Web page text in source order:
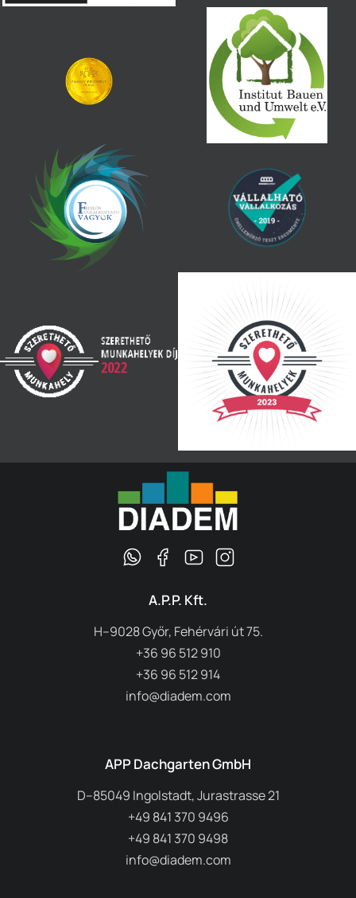
A.P.P. Kft.
H–9028 Győr, Fehérvári út 75.
+36 96 512 910
+36 96 512 914
info@diadem.com
APP Dachgarten GmbH
D–85049 Ingolstadt, Jurastrasse 21
+49 841 370 9496
+49 841 370 9498
info@diadem.com